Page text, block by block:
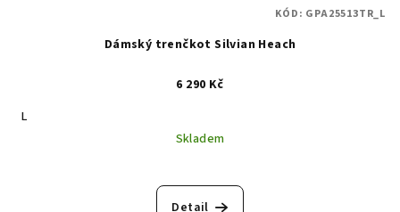
Dámský trenčkot Silvian Heach
6 290 Kč
L
Skladem
Detail
KÓD: GPA25513TR_L